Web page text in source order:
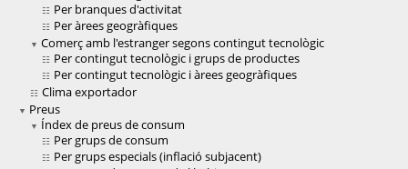
Per branques d'activitat
Per àrees geogràfiques
Comerç amb l'estranger segons contingut tecnològic
Per contingut tecnològic i grups de productes
Per contingut tecnològic i àrees geogràfiques
Clima exportador
Preus
Índex de preus de consum
Per grups de consum
Per grups especials (inflació subjacent)